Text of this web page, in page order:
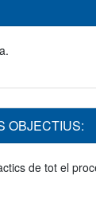
OBJECTIUS:
de tot el